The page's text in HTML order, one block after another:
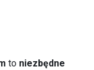
to niezbędne